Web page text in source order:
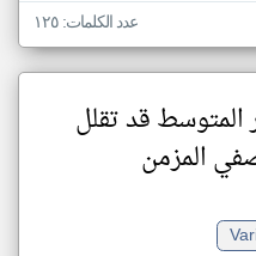
عدد الكلمات: ١٢٥
المتوسط قد تقلل
المزمن